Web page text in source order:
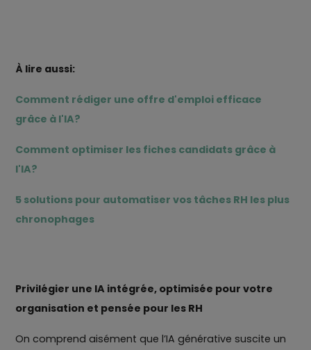
À lire aussi:
Comment rédiger une offre d'emploi efficace
grâce à l'IA?
Comment optimiser les fiches candidats grâce à
l'IA?
5 solutions pour automatiser vos tâches RH les plus
chronophages
Privilégier une IA intégrée, optimisée pour votre
organisation et pensée pour les RH
On comprend aisément que l’IA générative suscite un